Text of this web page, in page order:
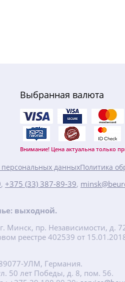
Выбранная валюта
Внимание! Цена актуальна только
персональных данныхПолитика
, +375 (33) 387-89-39,
выходной.
Минск, пр. Независимости,
реестре 402539 от
УЛМ, Германия.
50 лет Победы, д. 8, пом. 56.